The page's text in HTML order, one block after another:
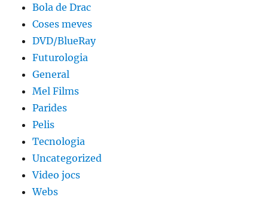
Bola de Drac
Coses meves
DVD/BlueRay
Futurologia
General
Mel Films
Parides
Pelis
Tecnologia
Uncategorized
Video jocs
Webs